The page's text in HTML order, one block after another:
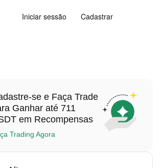
Iniciar sessão Cadastrar
se e Faça Trade
Ganhar até 711
em Recompensas
Trading Agora